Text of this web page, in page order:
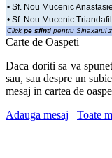
• Sf. Nou Mucenic
• Sf. Nou Mucenic
Click pe sfinti pentru Sinaxarul
Carte de Oaspeti
Daca doriti sa va
sau, sau despre un
mesaj in cartea de
Adauga mesaj
Toate